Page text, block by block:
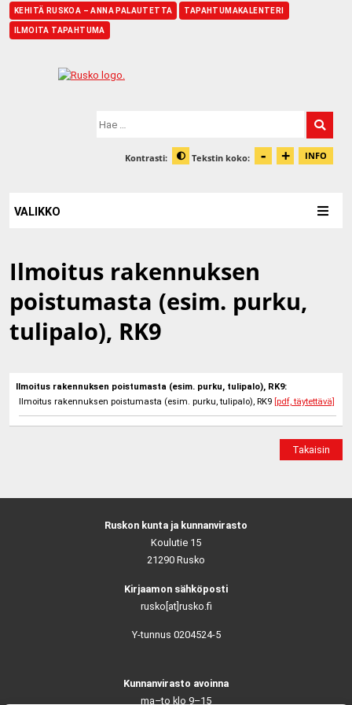
KEHITÄ RUSKOA – ANNA PALAUTETTA TAPAHTUMAKALENTERI
ILMOITA TAPAHTUMA
Hae:
Kontrasti: Muuta kontrastia
Tekstin koko: - + INFO
VALIKKO
Ilmoitus rakennuksen
poistumasta (esim. purku,
tulipalo), RK9
Ilmoitus rakennuksen poistumasta (esim. purku, tulipalo), RK9:
Ilmoitus rakennuksen poistumasta (esim. purku, tulipalo), RK9 [pdf, täytettävä]
Takaisin
Ruskon kunta ja kunnanvirasto
Koulutie 15
21290 Rusko
Kirjaamon sähköposti
rusko[at]rusko.fi
Y-tunnus 0204524-5
Kunnanvirasto avoinna
ma–to klo 9–15